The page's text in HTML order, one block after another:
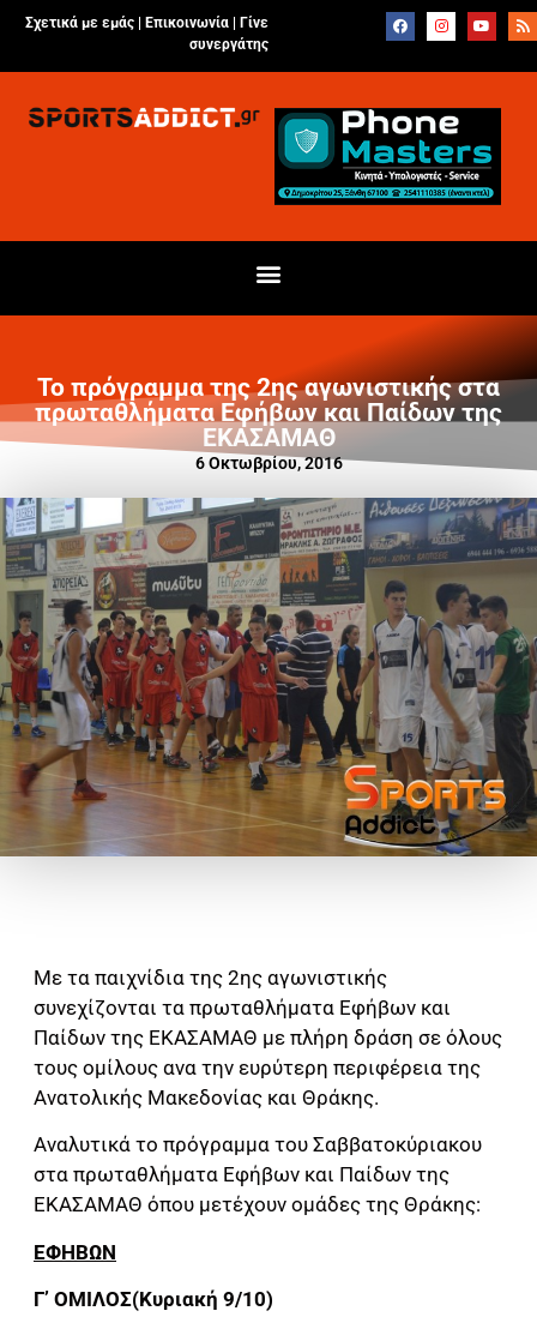
Σχετικά με εμάς | Επικοινωνία
Γίνε
συνεργάτης
Το πρόγραμμα της 2ης αγωνιστικής στα
πρωταθλήματα Εφήβων και Παίδων της
ΕΚΑΣΑΜΑΘ
6 Οκτωβρίου, 2016
Με τα παιχνίδια της 2ης αγωνιστικής
συνεχίζονται τα πρωταθλήματα Εφήβων και
Παίδων της ΕΚΑΣΑΜΑΘ με πλήρη δράση σε όλους
τους ομίλους ανα την ευρύτερη περιφέρεια της
Ανατολικής Μακεδονίας και Θράκης.
Αναλυτικά το πρόγραμμα του Σαββατοκύριακου
στα πρωταθλήματα Εφήβων και Παίδων της
ΕΚΑΣΑΜΑΘ όπου μετέχουν ομάδες της Θράκης:
ΕΦΗΒΩΝ
Γ’ ΟΜΙΛΟΣ(Κυριακή 9/10)